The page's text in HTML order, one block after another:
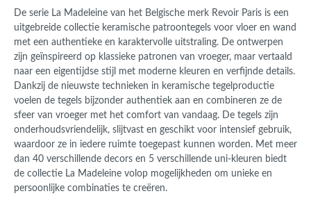
De serie La Madeleine van het Belgische merk Revoir Paris is een
uitgebreide collectie keramische patroontegels voor vloer en wand
met een authentieke en karaktervolle uitstraling. De ontwerpen
zijn geïnspireerd op klassieke patronen van vroeger, maar vertaald
naar een eigentijdse stijl met moderne kleuren en verfijnde details.
Dankzij de nieuwste technieken in keramische tegelproductie
voelen de tegels bijzonder authentiek aan en combineren ze de
sfeer van vroeger met het comfort van vandaag. De tegels zijn
onderhoudsvriendelijk, slijtvast en geschikt voor intensief gebruik,
waardoor ze in iedere ruimte toegepast kunnen worden. Met meer
dan 40 verschillende decors en 5 verschillende uni-kleuren biedt
de collectie La Madeleine volop mogelijkheden om unieke en
persoonlijke combinaties te creëren.